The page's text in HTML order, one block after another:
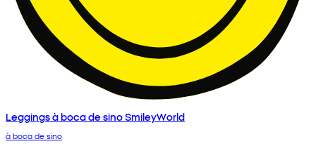
Leggings à boca de sino SmileyWorld
à boca de sino